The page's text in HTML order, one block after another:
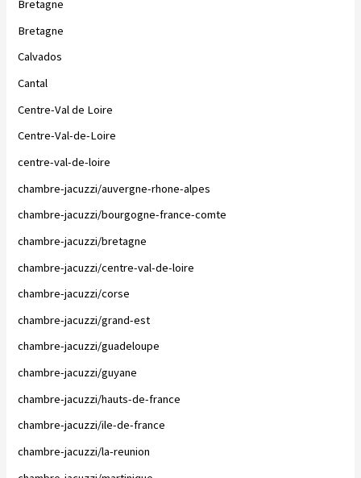
Bretagne
Bretagne
Calvados
Cantal
Centre-Val de Loire
Centre-Val-de-Loire
centre-val-de-loire
chambre-jacuzzi/auvergne-rhone-alpes
chambre-jacuzzi/bourgogne-france-comte
chambre-jacuzzi/bretagne
chambre-jacuzzi/centre-val-de-loire
chambre-jacuzzi/corse
chambre-jacuzzi/grand-est
chambre-jacuzzi/guadeloupe
chambre-jacuzzi/guyane
chambre-jacuzzi/hauts-de-france
chambre-jacuzzi/ile-de-france
chambre-jacuzzi/la-reunion